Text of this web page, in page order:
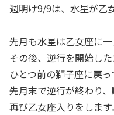
週明け9/9は、水星が乙
先月も水星は乙女座に一
その後、逆行を開始した
ひとつ前の獅子座に戻っ
先月末で逆行が終わり
再び乙女座入りをします。